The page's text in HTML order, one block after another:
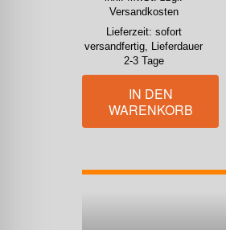
Versandkosten
Lieferzeit: sofort
versandfertig, Lieferdauer
2-3 Tage
IN DEN
WARENKORB